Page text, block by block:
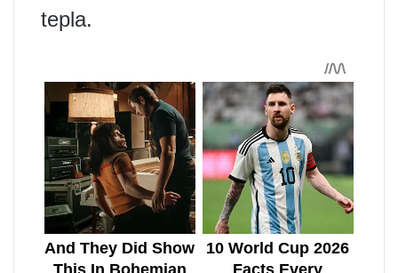
tepla.